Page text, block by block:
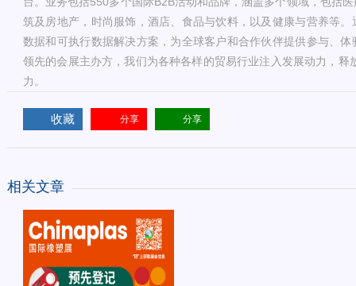
筑及房地产，时尚服饰，酒店、食品与饮料，以及健康与营养等
数据和可执行数据解决方案，为全球客户和合作伙伴提供参与、
领先的会展主办方，我们为各种各样的贸易行业注入发展动力，释
力。
收藏 分享 分享
相关文章